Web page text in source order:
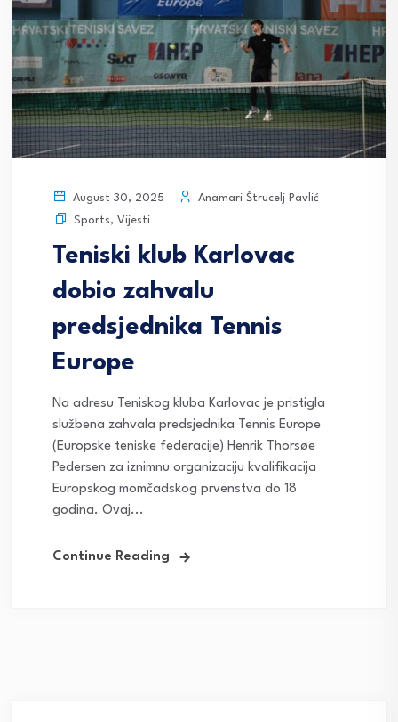
August 30, 2025
Anamari Štrucelj Pavlić
Sports, Vijesti
Teniski klub Karlovac
dobio zahvalu
predsjednika Tennis
Europe
Na adresu Teniskog kluba Karlovac je pristigla
službena zahvala predsjednika Tennis Europe
(Europske teniske federacije) Henrik Thorsøe
Pedersen za iznimnu organizaciju kvalifikacija
Europskog momčadskog prvenstva do 18
godina. Ovaj...
Continue Reading